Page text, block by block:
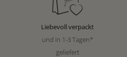
Liebevoll verpackt
und in 1-3 Tagen*
geliefert